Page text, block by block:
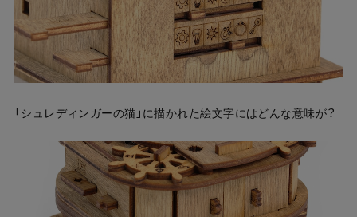
「シュレディンガーの猫」に描かれた絵文字にはどんな意味が？